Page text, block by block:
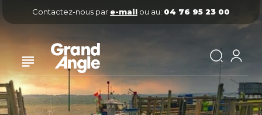
Contactez-nous par e-mail ou au: 04 76 95 23 00